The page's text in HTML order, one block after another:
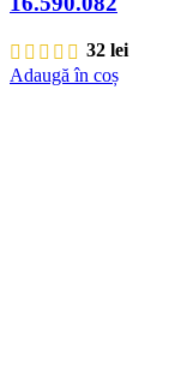
32 lei
Adaugă în coș